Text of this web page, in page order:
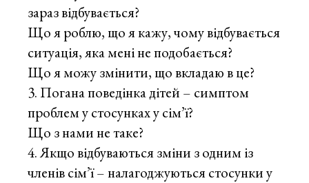
зараз відбувається?
Що я роблю, що я кажу, чому відбувається
ситуація, яка мені не подобається?
Що я можу змінити, що вкладаю в це?
Погана поведінка дітей – симптом
проблем у стосунках у сім’ї?
Що з нами не таке?
Якщо відбуваються зміни з одним із
членів сім’ї – налагоджуються стосунки у